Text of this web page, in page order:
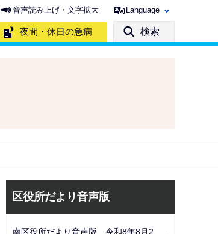
音声読み上げ・文字拡大 Language
夜間・休日の急病 検索
区役所だより音声版
南区役所だより音声版 令和8年8月2